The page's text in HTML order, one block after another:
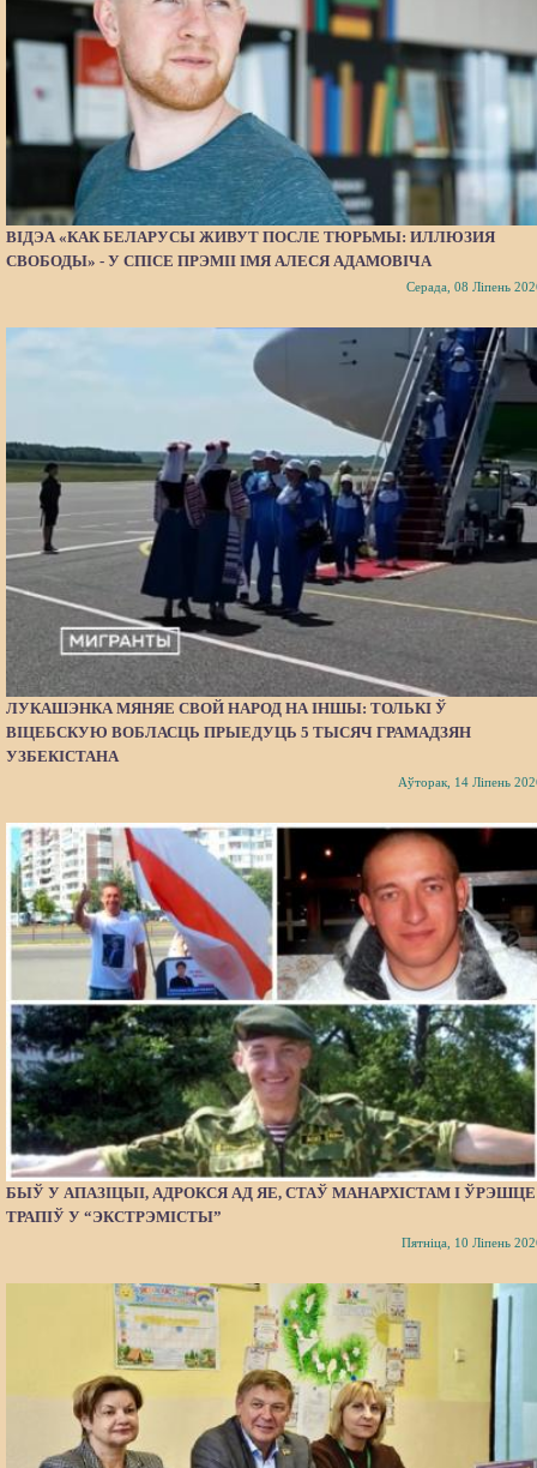
ВІДЭА «КАК БЕЛАРУСЫ ЖИВУТ ПОСЛЕ ТЮРЬМЫ: ИЛЛЮЗИЯ
СВОБОДЫ» - У СПІСЕ ПРЭМІІ ІМЯ АЛЕСЯ АДАМОВІЧА
Серада, 08 Ліпень
ЛУКАШЭНКА МЯНЯЕ СВОЙ НАРОД НА ІНШЫ: ТОЛЬКІ Ў
ВІЦЕБСКУЮ ВОБЛАСЦЬ ПРЫЕДУЦЬ 5 ТЫСЯЧ ГРАМАДЗЯН
УЗБЕКІСТАНА
Аўторак, 14 Ліпень
БЫЎ У АПАЗІЦЫІ, АДРОКСЯ АД ЯЕ, СТАЎ МАНАРХІСТАМ І ЎРЭШЦЕ
ТРАПІЎ У “ЭКСТРЭМІСТЫ”
Пятніца, 10 Ліпень